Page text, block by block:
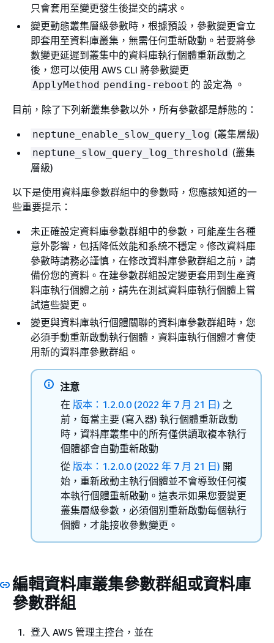
只會套用至變更發生後提交的請求。
變更動態叢集層級參數時，根據預設，參數變更會立
即套用至資料庫叢集，無需任何重新啟動。若要將參
數變更延遲到叢集中的資料庫執行個體重新啟動之
後，您可以使用 AWS CLI 將參數變更
ApplyMethod pending-reboot 的 設定為 。
目前，除了下列新叢集參數以外，所有參數都是靜態的：
neptune_enable_slow_query_log (叢集層級)
neptune_slow_query_log_threshold (叢集
層級)
以下是使用資料庫參數群組中的參數時，您應該知道的一
些重要提示：
未正確設定資料庫參數群組中的參數，可能產生各種
意外影響，包括降低效能和系統不穩定。修改資料庫
參數時請務必謹慎，在修改資料庫參數群組之前，請
備份您的資料。在建參數群組設定變更套用到生產資
料庫執行個體之前，請先在測試資料庫執行個體上嘗
試這些變更。
變更與資料庫執行個體關聯的資料庫參數群組時，您
必須手動重新啟動執行個體，資料庫執行個體才會使
用新的資料庫參數群組。
注意
在 版本：1.2.0.0 (2022 年 7 月 21 日) 之
前，每當主要 (寫入器) 執行個體重新啟動
時，資料庫叢集中的所有僅供讀取複本執行
個體都會自動重新啟動
從 版本：1.2.0.0 (2022 年 7 月 21 日) 開
始，重新啟動主執行個體並不會導致任何複
本執行個體重新啟動。這表示如果您要變更
叢集層級參數，必須個別重新啟動每個執行
個體，才能接收參數變更。
編輯資料庫叢集參數群組或資料庫
參數群組
登入 AWS 管理主控台，並在